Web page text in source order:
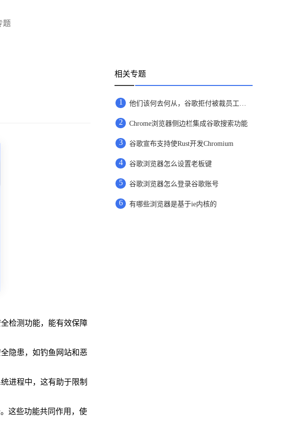
题
检测功能，能有效保障
隐患，如钓鱼网站和恶
进程中，这有助于限制
这些功能共同作用，使
相关专题
1 他们该何去何从，谷歌拒付被裁员工剩余病产假工资
2 Chrome浏览器侧边栏集成谷歌搜索功能
3 谷歌宣布支持使Rust开发Chromium
4 谷歌浏览器怎么设置老板键
5 谷歌浏览器怎么登录谷歌账号
6 有哪些浏览器是基于ie内核的